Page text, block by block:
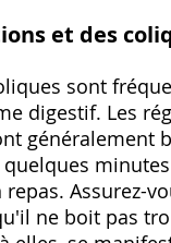
et des
sont
digestif. Les
généralement
Assurez-
ne boit pas